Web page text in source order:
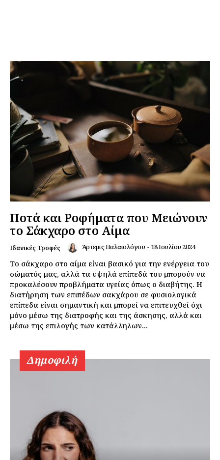
Ποτά και Ροφήματα που Μειώνουν
το Σάκχαρο στο Αίμα
Ιδανικές Τροφές Άρτεμις Παλαιολόγου - 18 Ιουλίου 2024
Το σάκχαρο στο αίμα είναι βασικό για την ενέργεια του
σώματός μας, αλλά τα υψηλά επίπεδά του μπορούν να
προκαλέσουν προβλήματα υγείας όπως ο διαβήτης. Η
διατήρηση των επιπέδων σακχάρου σε φυσιολογικά
επίπεδα είναι σημαντική και μπορεί να επιτευχθεί όχι
μόνο μέσω της διατροφής και της άσκησης, αλλά και
μέσω της επιλογής των κατάλληλων...
Δημοφιλή